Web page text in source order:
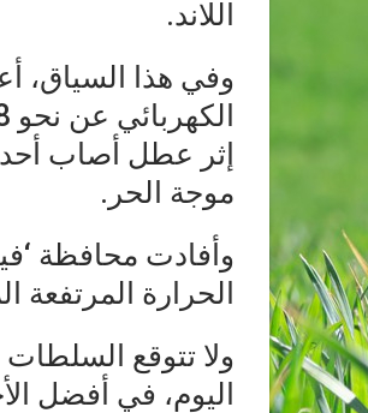
اللاند.
وفي هذا السياق،
موجة الحر.
وأفادت محافظة
الحرارة
ولا تتوقع السلطات
اليوم، في أفضل